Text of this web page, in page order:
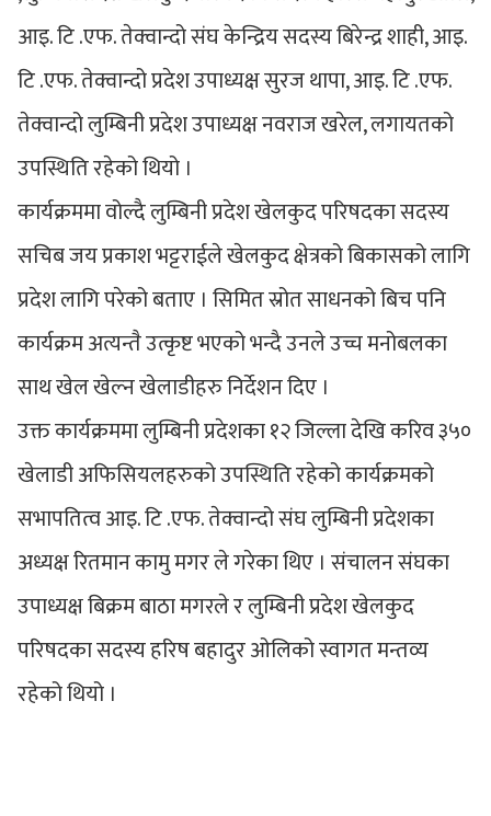
आइ. टि .एफ. तेक्वान्दो संघ केन्द्रिय सदस्य बिरेन्द्र शाही, आइ.
टि .एफ. तेक्वान्दो प्रदेश उपाध्यक्ष सुरज थापा, आइ. टि .एफ.
तेक्वान्दो लुम्बिनी प्रदेश उपाध्यक्ष नवराज खरेल, लगायतको
उपस्थिति रहेको थियो ।
कार्यक्रममा वोल्दै लुम्बिनी प्रदेश खेलकुद परिषदका सदस्य
सचिब जय प्रकाश भट्टराईले खेलकुद क्षेत्रको बिकासको लागि
प्रदेश लागि परेको बताए । सिमित स्रोत साधनको बिच पनि
कार्यक्रम अत्यन्तै उत्कृष्ट भएको भन्दै उनले उच्च मनोबलका
साथ खेल खेल्न खेलाडीहरु निर्देशन दिए ।
उक्त कार्यक्रममा लुम्बिनी प्रदेशका १२ जिल्ला देखि करिव ३५०
खेलाडी अफिसियलहरुको उपस्थिति रहेको कार्यक्रमको
सभापतित्व आइ. टि .एफ. तेक्वान्दो संघ लुम्बिनी प्रदेशका
अध्यक्ष रितमान कामु मगर ले गरेका थिए । संचालन संघका
उपाध्यक्ष बिक्रम बाठा मगरले र लुम्बिनी प्रदेश खेलकुद
परिषदका सदस्य हरिष बहादुर ओलिको स्वागत मन्तव्य
रहेको थियो ।